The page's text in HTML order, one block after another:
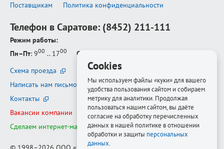
Поставщикам
Политика конфиденциальности
Телефон в Саратове: (8452) 211-111
Режим работы:
Пн–Пт: 900 .. 1700 Сб–Вс
Схема проезда
Написать нам письмо
Контакты
Вакансии компании
Сделаем интернет-магазин ещё лучше
Cookies
Мы используем файлы «куки» для вашего
удобства пользования сайтом и собираем
метрику для аналитики. Продолжая
пользоваться нашим сайтом, вы даёте
согласие на обработку перечисленных
данных в нашей политике в отношении
обработки и защиты персональных
данных